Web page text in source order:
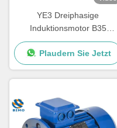
YE3 Dreiphasige
Induktionsmotor B35
0,55kw-315kw
Wasserpumpenmotor
Plaudern Sie Jetzt